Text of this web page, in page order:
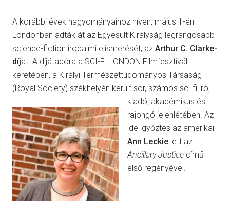
A korábbi évek hagyományaihoz híven, május 1-én
Londonban adták át az Egyesült Királyság legrangosabb
science-fiction irodalmi elismerését, az Arthur C. Clarke-
díjat. A díjátadóra a SCI-FI LONDON Filmfesztivál
keretében, a Királyi Természettudományos Társaság
(Royal Society) székhelyén került sor, számos sci-fi író,
kiadó, akadémikus és
rajongó jelenlétében. Az
idei győztes az amerikai
Ann Leckielett az
Ancillary Justicecímű
első regényével.